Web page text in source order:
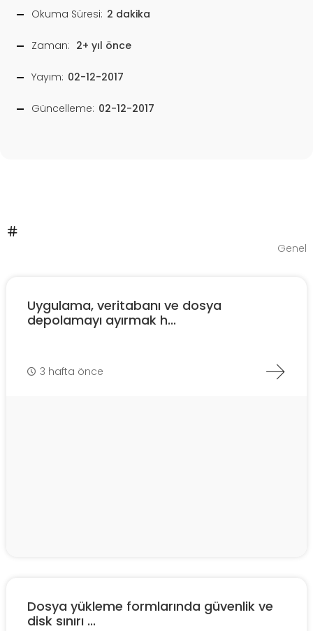
Okuma Süresi: 2 dakika
Zaman: 2+ yıl önce
Yayım: 02-12-2017
Güncelleme: 02-12-2017
Genel
Uygulama, veritabanı ve dosya
depolamayı ayırmak h...
3 hafta önce
Dosya yükleme formlarında güvenlik ve
disk sınırı ...